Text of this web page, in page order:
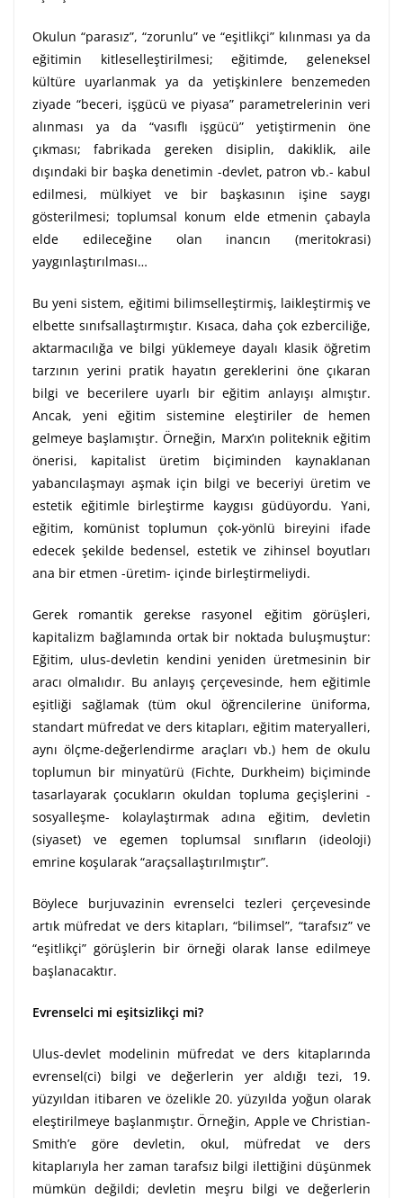
Okulun “parasız”, “zorunlu” ve “eşitlikçi” kılınması ya da
eğitimin kitleselleştirilmesi; eğitimde, geleneksel
kültüre uyarlanmak ya da yetişkinlere benzemeden
ziyade “beceri, işgücü ve piyasa” parametrelerinin veri
alınması ya da “vasıflı işgücü” yetiştirmenin öne
çıkması; fabrikada gereken disiplin, dakiklik, aile
dışındaki bir başka denetimin -devlet, patron vb.- kabul
edilmesi, mülkiyet ve bir başkasının işine saygı
gösterilmesi; toplumsal konum elde etmenin çabayla
elde edileceğine olan inancın (meritokrasi)
yaygınlaştırılması…
Bu yeni sistem, eğitimi bilimselleştirmiş, laikleştirmiş ve
elbette sınıfsallaştırmıştır. Kısaca, daha çok ezberciliğe,
aktarmacılığa ve bilgi yüklemeye dayalı klasik öğretim
tarzının yerini pratik hayatın gereklerini öne çıkaran
bilgi ve becerilere uyarlı bir eğitim anlayışı almıştır.
Ancak, yeni eğitim sistemine eleştiriler de hemen
gelmeye başlamıştır. Örneğin, Marx’ın politeknik eğitim
önerisi, kapitalist üretim biçiminden kaynaklanan
yabancılaşmayı aşmak için bilgi ve beceriyi üretim ve
estetik eğitimle birleştirme kaygısı güdüyordu. Yani,
eğitim, komünist toplumun çok-yönlü bireyini ifade
edecek şekilde bedensel, estetik ve zihinsel boyutları
ana bir etmen -üretim- içinde birleştirmeliydi.
Gerek romantik gerekse rasyonel eğitim görüşleri,
kapitalizm bağlamında ortak bir noktada buluşmuştur:
Eğitim, ulus-devletin kendini yeniden üretmesinin bir
aracı olmalıdır. Bu anlayış çerçevesinde, hem eğitimle
eşitliği sağlamak (tüm okul öğrencilerine üniforma,
standart müfredat ve ders kitapları, eğitim materyalleri,
aynı ölçme-değerlendirme araçları vb.) hem de okulu
toplumun bir minyatürü (Fichte, Durkheim) biçiminde
tasarlayarak çocukların okuldan topluma geçişlerini -
sosyalleşme- kolaylaştırmak adına eğitim, devletin
(siyaset) ve egemen toplumsal sınıfların (ideoloji)
emrine koşularak “araçsallaştırılmıştır”.
Böylece burjuvazinin evrenselci tezleri çerçevesinde
artık müfredat ve ders kitapları, “bilimsel”, “tarafsız” ve
“eşitlikçi” görüşlerin bir örneği olarak lanse edilmeye
başlanacaktır.
Evrenselci mi eşitsizlikçi mi?
Ulus-devlet modelinin müfredat ve ders kitaplarında
evrensel(ci) bilgi ve değerlerin yer aldığı tezi, 19.
yüzyıldan itibaren ve özelikle 20. yüzyılda yoğun olarak
eleştirilmeye başlanmıştır. Örneğin, Apple ve Christian-
Smith’e göre devletin, okul, müfredat ve ders
kitaplarıyla her zaman tarafsız bilgi ilettiğini düşünmek
mümkün değildi; devletin meşru bilgi ve değerlerin